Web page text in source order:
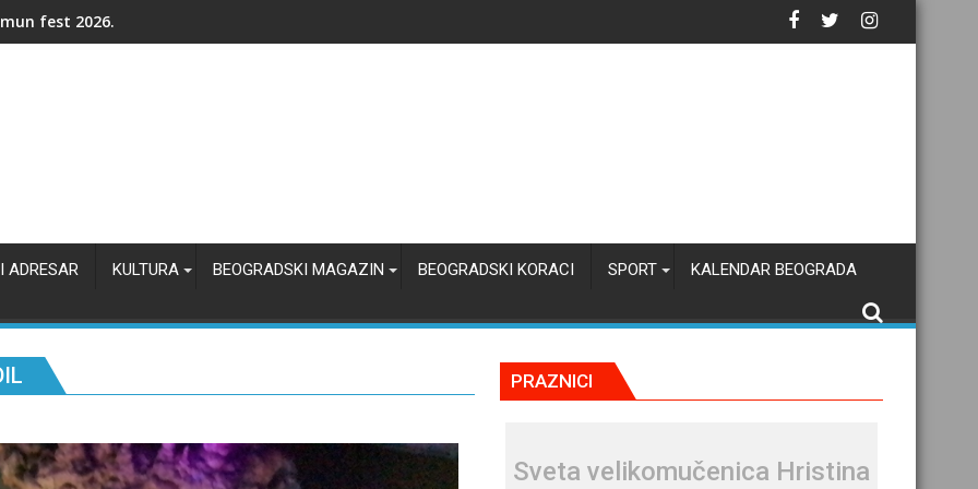
je nastala Ulica kneza Miloša i zašto je ona političko srce Beograda?
ADRESAR KULTURA BEOGRADSKI MAGAZIN BEOGRADSKI KORACI SPORT KALENDAR BEOGRADA
PRAZNICI
Svеta vеlikоmučеnica Hristina